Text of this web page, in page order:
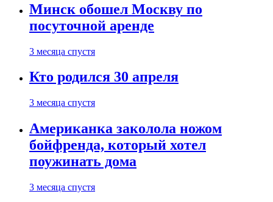
Минск обошел Москву по
посуточной аренде
3 месяца спустя
Кто родился 30 апреля
3 месяца спустя
Американка заколола ножом
бойфренда, который хотел
поужинать дома
3 месяца спустя